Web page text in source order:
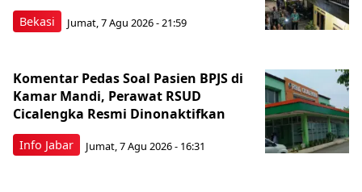
Bekasi Jumat, 7 Agu 2026 - 21:59
Info Jabar
Komentar Pedas Soal Pasien BPJS di
Kamar Mandi, Perawat RSUD
Cicalengka Resmi Dinonaktifkan
Jumat, 7 Agu 2026 - 16:31